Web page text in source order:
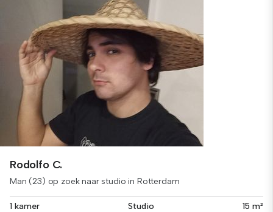
Rodolfo C.
Man (23) op zoek naar studio in Rotterdam
1 kamer Studio 15 m²